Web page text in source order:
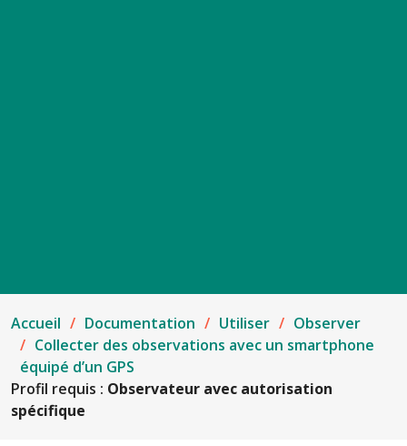
Accueil Documentation Utiliser
Observer
Collecter des observations avec un smartphone
équipé d’un GPS
Profil requis : Observateur avec autorisation
spécifique